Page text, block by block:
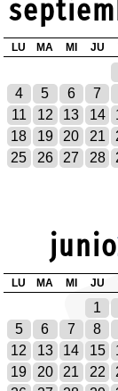
LU MA MI JU
4
5 6 7
11
12 13 14
18
19 20 21
25
26 27 28
junio
LU MA MI JU
1
5
6 7 8
12
13 14 15
19
20 21 22